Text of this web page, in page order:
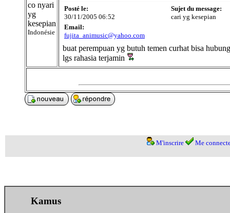
co nyari
yg
kesepian
Indonésie
Posté le:
30/11/2005 06:52
Sujet du message:
cari yg kesepian
Email:
fujita_animusic@yahoo.com
buat perempuan yg butuh temen curhat bisa
lgs rahasia terjamin
M'inscrire Me
Kamus